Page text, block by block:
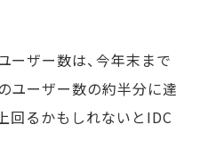
ザー数は、今年末まで
ユーザー数の約半分に達
回るかもしれないとIDC